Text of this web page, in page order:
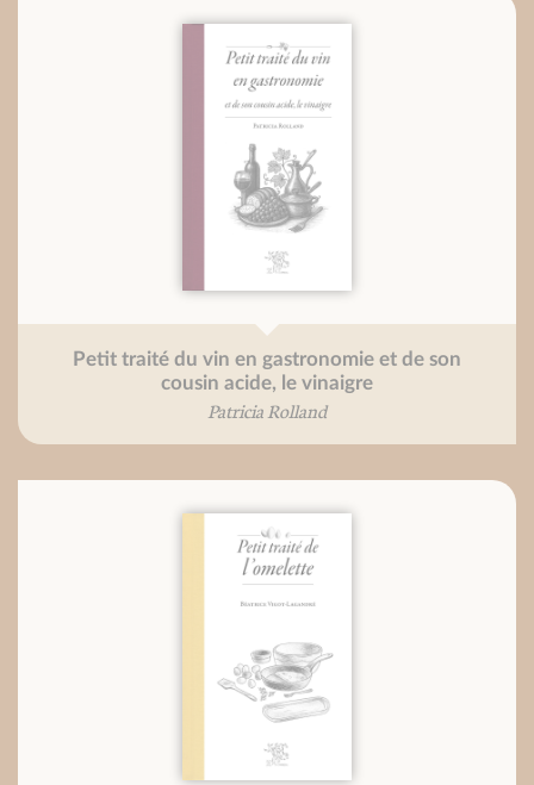
Petit traité du vin en gastronomie et de son
cousin acide, le vinaigre
Patricia Rolland